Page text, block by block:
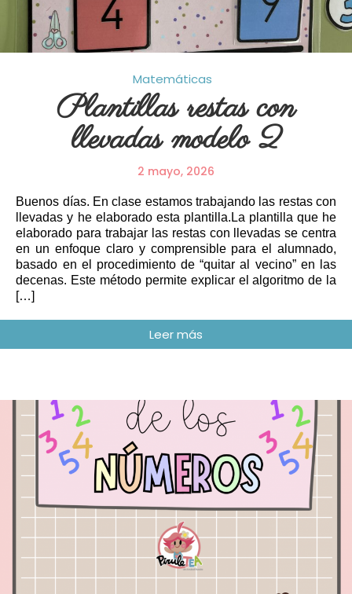
Matemáticas
Plantillas restas con
llevadas modelo 2
2 mayo, 2026
Buenos días. En clase estamos trabajando las restas con
llevadas y he elaborado esta plantilla.La plantilla que he
elaborado para trabajar las restas con llevadas se centra
en un enfoque claro y comprensible para el alumnado,
basado en el procedimiento de “quitar al vecino” en las
decenas. Este método permite explicar el algoritmo de la
[…]